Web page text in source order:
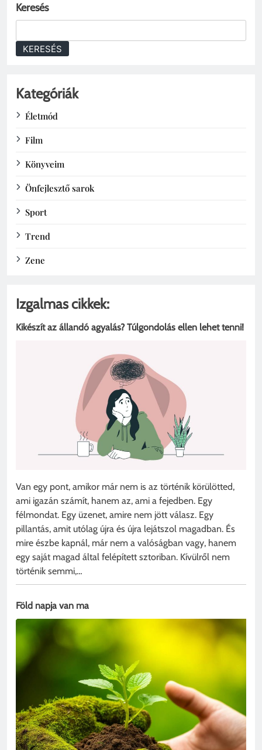
Keresés
KERESÉS
Kategóriák
Életmód
Film
Könyveim
Önfejlesztő sarok
Sport
Trend
Zene
Izgalmas cikkek:
Kikészít az állandó agyalás? Túlgondolás ellen lehet tenni!
Van egy pont, amikor már nem is az történik körülötted,
ami igazán számít, hanem az, ami a fejedben. Egy
félmondat. Egy üzenet, amire nem jött válasz. Egy
pillantás, amit utólag újra és újra lejátszol magadban. És
mire észbe kapnál, már nem a valóságban vagy, hanem
egy saját magad által felépített sztoriban. Kívülről nem
történik semmi,…
Föld napja van ma